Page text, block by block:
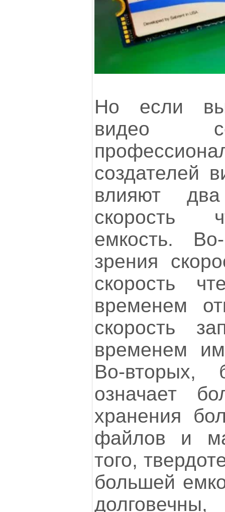
Но если
видео
создателей
влияют
скорость
емкость.
зрения
скорость
временем
скорость
временем
Во-вторых,
означает
хранения
файлов и
того,
большей